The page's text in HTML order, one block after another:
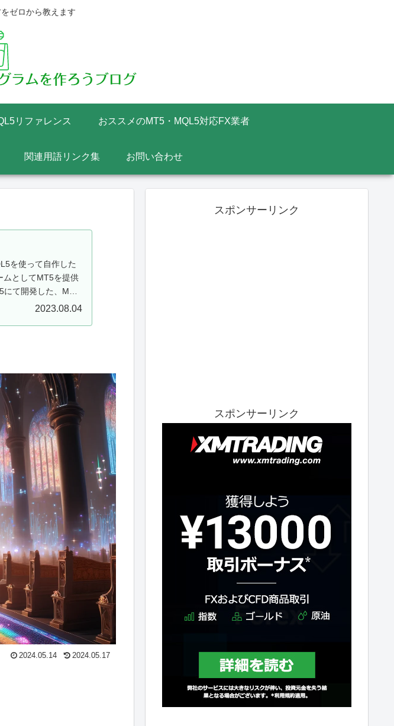
ゼロから教えます
リファレンス おススメのMT5・MQL5対応FX業者
関連用語リンク集 お問い合わせ
を使って自作した
ムとしてMT5を提供
て開発した、MT5
2023.08.04
2024.05.14 2024.05.17
スポンサーリンク
スポンサーリンク